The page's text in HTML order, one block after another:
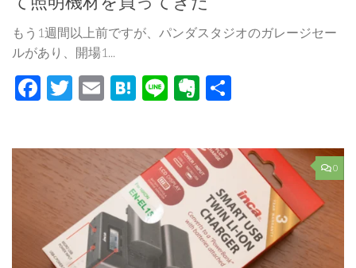
もう1週間以上前ですが、パンダスタジオのガレージセー
ルがあり、開場1...
Facebook
Twitter
EmailHatena
LineEvernote
0